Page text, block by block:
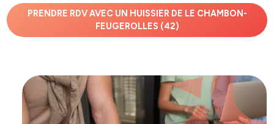
PRENDRE RDV AVEC UN HUISSIER DE LE CHAMBON-
FEUGEROLLES (42)